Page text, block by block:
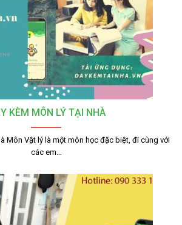
KÈM MÔN LÝ TẠI NHÀ
Môn Vật lý là một môn học đặc biệt, đi cùng với
các em…